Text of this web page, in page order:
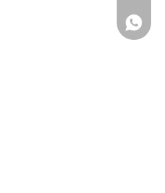
+ 86-